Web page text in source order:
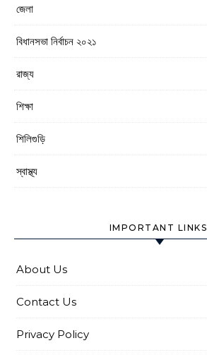
জেলা
বিধানসভা নির্বাচন ২০২১
রাজ্য
শিক্ষা
শিলিগুড়ি
স্বাস্থ্য
IMPORTANT LINKS
About Us
Contact Us
Privacy Policy